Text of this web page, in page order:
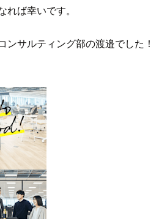
ば幸いです。
ンサルティング部の渡邉でした！